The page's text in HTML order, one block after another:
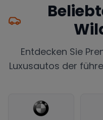
Entdecken Sie
Luxusautos der